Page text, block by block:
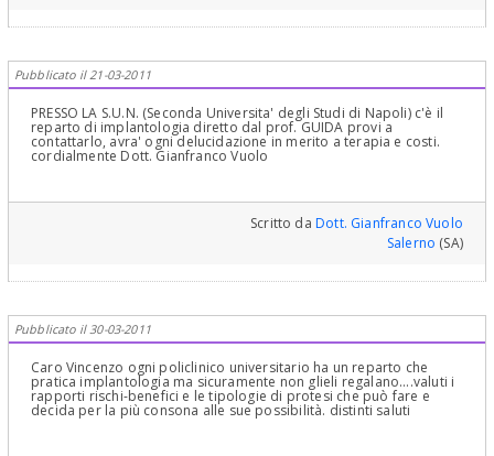
Pubblicato il 21-03-2011
PRESSO LA S.U.N. (Seconda Universita' degli Studi di Napoli) c'è il
reparto di implantologia diretto dal prof. GUIDA provi a
contattarlo, avra' ogni delucidazione in merito a terapia e costi.
cordialmente Dott. Gianfranco Vuolo
Scritto daDott. Gianfranco Vuolo
Salerno (SA)
Pubblicato il 30-03-2011
Caro Vincenzo ogni policlinico universitario ha un reparto che
pratica implantologia ma sicuramente non glieli regalano....valuti i
rapporti rischi-benefici e le tipologie di protesi che può fare e
decida per la più consona alle sue possibilità. distinti saluti